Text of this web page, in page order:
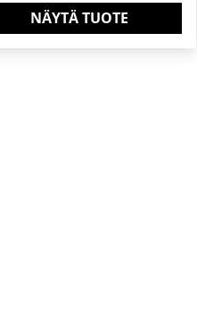
NÄYTÄ TUOTE